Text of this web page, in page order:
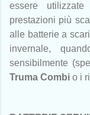
essere
prestazioni più
alle batterie a
invernale,
sensibilmente
Truma Combi o i